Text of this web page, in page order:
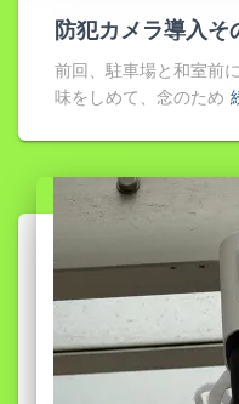
防犯カメラ導入
前回、駐車場と和室前
味をしめて、念のため